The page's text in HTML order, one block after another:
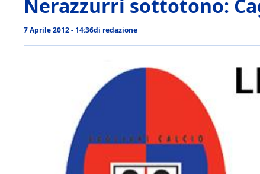
Nerazzurri sottotono:
7 Aprile 2012 - 14:36di redazione